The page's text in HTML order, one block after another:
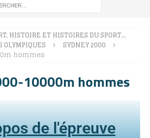
HISTOIRE ET HISTOIRES DU SPORT…
OLYMPIQUES
SYDNEY 2000
hommes
10000m hommes
de l'épreuve